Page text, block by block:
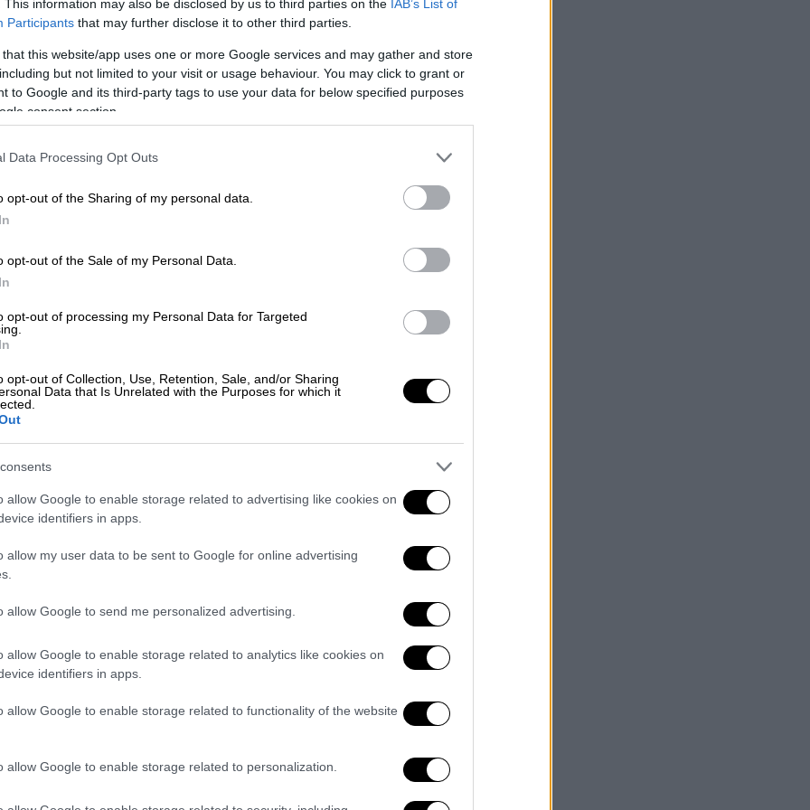
This information may also be disclosed by us to third parties on the IAB’s List of
Participants that may further disclose it to other third parties.
that this website/app uses one or more Google services and may gather and store
but not limited to your visit or usage behaviour. You may click to grant or
to Google and its third-party tags to use your data for below specified purposes
consent section.
Data Processing Opt Outs
opt-out of the Sharing of my personal data.
opt-out of the Sale of my Personal Data.
opt-out of processing my Personal Data for Targeted
opt-out of Collection, Use, Retention, Sale, and/or Sharing
Data that Is Unrelated with the Purposes for which it
allow Google to enable storage related to advertising like cookies on
identifiers in apps.
allow my user data to be sent to Google for online advertising
allow Google to send me personalized advertising.
allow Google to enable storage related to analytics like cookies on
identifiers in apps.
allow Google to enable storage related to functionality of the website
allow Google to enable storage related to personalization.
ζωή ρωμαϊκή αρένα
θα χυθεί φως στην υπόθεση μέσα της
Ειδικότερα, ο κυβερνητικός
στο ΟPEN προσπάθησε να ρίξει τους
συμβάλει με όλες τις δυνάμεις σε όλα
αυτή της υπόθεσης, είτε για
νόμιμες παρακολουθήσεις από την ΕΥΠ,
αρένα».
μπορούμε να λέμε παρακράτος όταν
αποδεσμεύσει το Predator από τις
το έχουν εκείνοι που
Εσωτερικών,
αποκαλύψεων Σπίρτζη λέγοντας ότι
ένα μήνα για αυτό το θέμα και ξαφνικά ο
οποίο το ήξερε από το παρελθόν και
κλίματος. Η δικαιοσύνη θα
τη ΔΕΘ για την υπόθεση
και στην ΕΥΠ, ο πρωθυπουργός
ότι η παρακολούθηση του κ.